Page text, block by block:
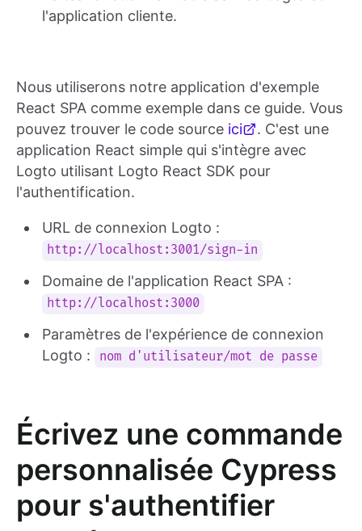
l'application cliente.
Nous utiliserons notre application d'exemple
React SPA comme exemple dans ce guide. Vous
pouvez trouver le code source ici
. C'est une
application React simple qui s'intègre avec
Logto utilisant Logto React SDK pour
l'authentification.
URL de connexion Logto :
http://localhost:3001/sign-in
Domaine de l'application React SPA :
http://localhost:3000
Paramètres de l'expérience de connexion
Logto :
nom d'utilisateur/mot de passe
Écrivez une commande
personnalisée Cypress
pour s'authentifier